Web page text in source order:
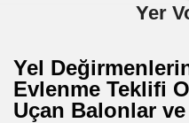
Yer
Yel
Evlenme Teklifi
Uçan Balonlar ve